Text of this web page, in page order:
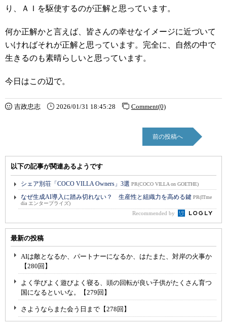
り、ＡＩを駆使するのが正解と思っています。
何か正解かと言えば、皆さんの幸せなイメージに近づいて
いければそれが正解と思っています。完全に、自然の中で
生きるのも素晴らしいと思っています。
今日はこの辺で。
吉政忠志 2026/01/31 18:45:28 Comment(0)
前の投稿へ
以下の記事が関連あるようです
シェア別荘「COCO VILLA Owners」3選 PR(COCO VILLA on GOETHE)
なぜ生成AI導入に踏み切れない？ 生産性と組織力を高める鍵 PR(ITme
dia エンタープライズ)
Recommended by
最新の投稿
AIは敵となるか、パートナーになるか、はたまた、対岸の火事か
【280回】
よく学びよく遊びよく寝る、頭の回転が良い子供がたくさん育つ
国になるといいな。【279回】
さようならまた会う日まで【278回】